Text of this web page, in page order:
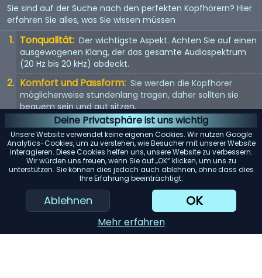
Deine Privatsphäre ist uns wichtig
Unsere Website verwendet keine eigenen Cookies. Wir nutzen Google
Analytics-Cookies, um zu verstehen, wie Besucher mit unserer Website
interagieren. Diese Cookies helfen uns, unsere Website zu verbessern.
Wir würden uns freuen, wenn Sie auf „OK“ klicken, um uns zu
unterstützen. Sie können dies jedoch auch ablehnen, ohne dass dies
Ihre Erfahrung beeinträchtigt.
Ablehnen OK
Mehr erfahren
Sie sind auf der Suche nach den perfekten Kopfhörern? Hier
erfahren Sie alles, was Sie wissen müssen
Tonqualität: Der wichtigste Aspekt. Achten Sie auf einen
ausgewogenen Klang, der das gesamte Audiospektrum
(20 Hz bis 20 kHz) abdeckt.
Komfort und Passform: Sie werden die Kopfhörer
möglicherweise stundenlang tragen, daher sollten sie
bequem sein und gut sitzen.
Kopfhörertyp: In-Ear, On-Ear oder Over-Ear? Jeder Typ
hat seine Vor- und Nachteile. Wählen Sie entsprechend
Ihren Vorlieben.
Mit Kabel oder kabellos: Kabellose Kopfhörer bieten
Bewegungsfreiheit, aber kabelgebundene Kopfhörer
bieten in der Regel eine bessere Tonqualität.
KI-Einkaufsassistent